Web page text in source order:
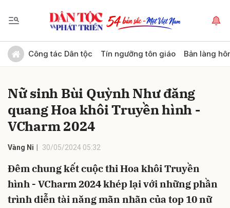
Công tác Dân tộc Tín ngưỡng tôn giáo Bản làng
Nữ sinh Bùi Quỳnh Như đăng
quang Hoa khôi Truyền hình -
VCharm 2024
Vàng Ni 30/05/2024 05:32
Đêm chung kết cuộc thi Hoa khôi Truyền
hình - VCharm 2024 khép lại với những phần
trình diễn tài năng mãn nhãn của top 10 nữ
Gửi bình luận